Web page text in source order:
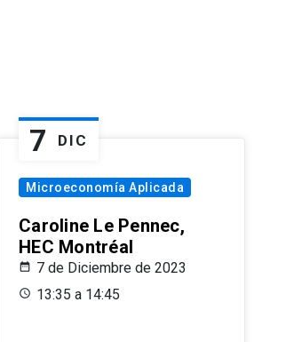
7 DIC
Microeconomía Aplicada
Caroline Le Pennec,
HEC Montréal
7 de Diciembre de 2023
13:35 a 14:45